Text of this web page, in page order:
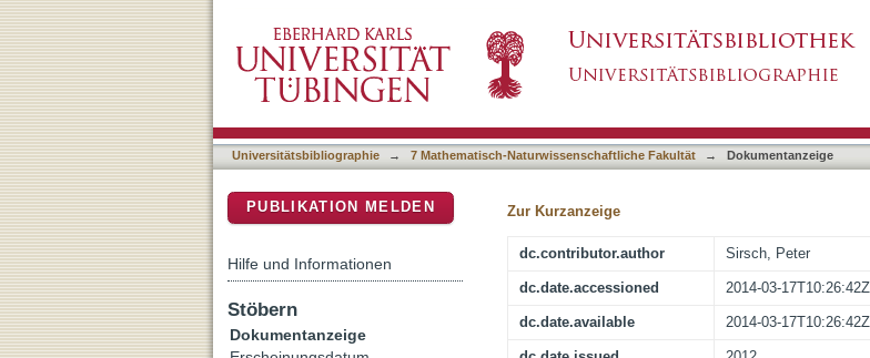
Hydride-Hydride Bonding Interactions in the Hydrogen
Universitätsbibliographie → 7 Mathematisch-Naturwissenschaftliche Fakultät → Dokumentanzeige
Zur Kurzanzeige
dc.contributor.author Sirsch, Peter
dc.date.accessioned 2014-03-17T10:26:42Z
dc.date.available 2014-03-17T10:26:42Z
PUBLIKATION MELDEN
Hilfe und Informationen
Stöbern
Dokumentanzeige